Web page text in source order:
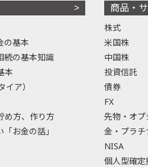
の基本
続の基本知識
本
ア）
め方、作り方
お金の話」
商品・
株式
米国株
中国株
投資信託
債券
FX
先物・オプ
金・プラ
NISA
個人型確定